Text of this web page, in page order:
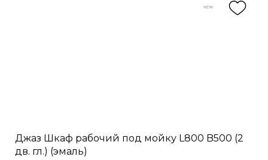
Джаз Шкаф рабочий под мойку L800 B500 (2
дв. гл.) (эмаль)